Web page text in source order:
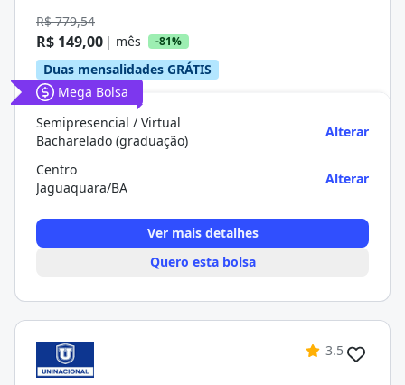
R$ 779,54
R$ 149,00 | mês -81%
Duas mensalidades GRÁTIS
Mega Bolsa
Semipresencial / Virtual
Bacharelado (graduação)
Alterar
Centro
Jaguaquara/BA
Alterar
Ver mais detalhes
Quero esta bolsa
3.5